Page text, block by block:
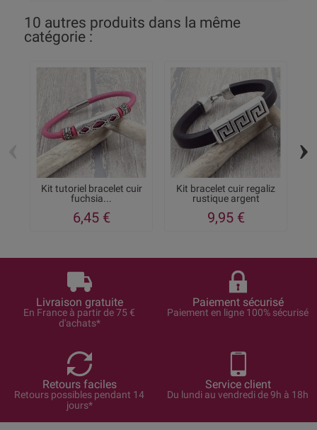
10 autres produits dans la même
catégorie :
Kit tutoriel bracelet cuir
fuchsia...
6,45 €
Kit bracelet cuir regaliz
rustique argent
9,95 €
›
Livraison gratuite
En France à partir de 75 €
d'achats*
Paiement sécurisé
Paiement en ligne 100% sécurisé
Retours faciles
Retours possibles pendant 14
jours*
Service client
Du lundi au vendredi de 9h à 18h